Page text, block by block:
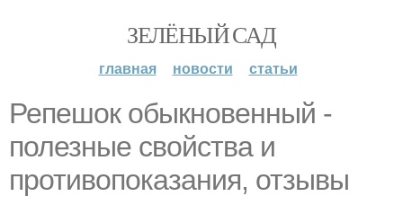
ЗЕЛЁНЫЙ САД
главная новости статьи
Репешок обыкновенный -
полезные свойства и
противопоказания, отзывы